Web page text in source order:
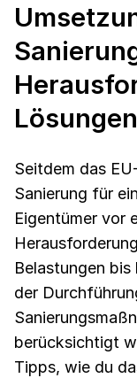
Lösungen
Seitdem das
Sanierung für
Eigentümer vor
Belastungen
der
berücksichtigt
Tipps, wie du